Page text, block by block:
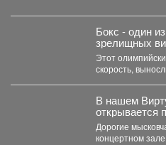
Бокс - один
зрелищных
которого
Этот
скорость,
В нашем
открывается
концерта-
родное»!
Дорогие мысковчане! 🎤 В нашем
концертном